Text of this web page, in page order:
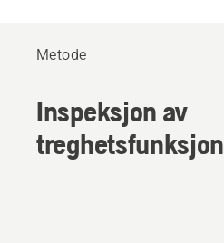
Metode
Inspeksjon av
treghetsfunksjon